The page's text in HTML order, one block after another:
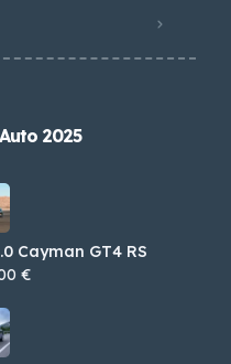
2025
Cayman GT4 RS
€